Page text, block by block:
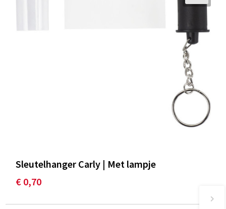
Sleutelhanger Carly | Met lampje
€ 0,70